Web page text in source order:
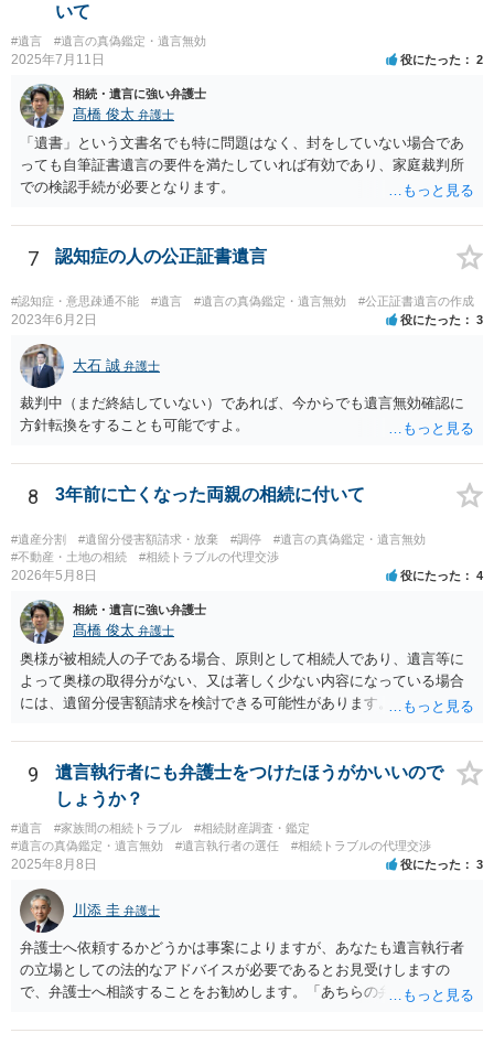
いて
#遺言 #遺言の真偽鑑定・遺言無効
2025年7月11日 役にたった 2
相続・遺言に強い弁護士
髙橋 俊太 弁護士
「遺書」という文書名でも特に問題はなく、封をしていない場合であ
っても自筆証書遺言の要件を満たしていれば有効であり、家庭裁判所
での検認手続が必要となります。
7 認知症の人の公正証書遺言
#認知症・意思疎通不能 #遺言 #遺言の真偽鑑定・遺言無効 #公正証書遺言の作成
2023年6月2日 役にたった 3
大石 誠 弁護士
裁判中（まだ終結していない）であれば、今からでも遺言無効確認に
方針転換をすることも可能ですよ。
8 3年前に亡くなった両親の相続に付いて
#遺産分割 #遺留分侵害額請求・放棄 #調停
#遺言の真偽鑑定・遺言無効
#不動産・土地の相続
#相続トラブルの代理交渉
2026年5月8日 役にたった 4
相続・遺言に強い弁護士
髙橋 俊太 弁護士
奥様が被相続人の子である場合、原則として相続人であり、遺言等に
よって奥様の取得分がない、又は著しく少ない内容になっている場合
には、遺留分侵害額請求を検討できる可能性があります。ただし、
記の義務化に関する説明と混同されている可能性があります。相続登
記については、不動産を相続で取得したことを知った日から３年以内
に申請する義務があります。一方、遺留分侵害額請求は、相続開始お
よび遺留分を侵害する贈与・遺贈があったことを知った時から１年で
時効にかかります。また、相続開始から１０年が経過すると、認識の
有無にかかわらず行使できなくなります。 奥様がご両親の死亡を最近
効がいつから進むかは慎重に検討する必要があります。ただし、死亡
から３年が経過しているとのことですので、早急に戸籍、遺言の有
無、不動産登記、遺産分割協議書の有無を確認した方がよいでしょ
う。特に、お姉様側だけで不動産名義を変更している場合、遺言があ
ったのか、遺産分割協議書が作成されているのか、奥様の署名押印が
以前に、法定相続分や遺産分割未了の問題として整理すべき場合もあ
9
遺言執行者にも弁護士をつけたほうがかいいので
しょうか？
#遺言 #家族間の相続トラブル
#相続財産調査・鑑定
#遺言の真偽鑑定・遺言無効
#遺言執行者の選任 #相続トラブルの代理交渉
2025年8月8日 役にたった 3
川添 圭 弁護士
弁護士へ依頼するかどうかは事案によりますが、あなたも遺言執行者
の立場としての法的なアドバイスが必要であるとお見受けしますの
で、弁護士へ相談することをお勧めします。「あちらの弁護士」（元
誘導しかしてこないと思います。